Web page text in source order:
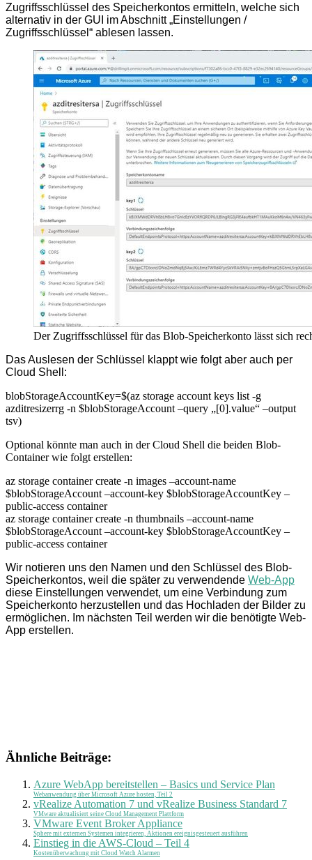
Zugriffsschlüssel des Speicherkontos ermitteln, welche sich
alternativ in der GUI im Abschnitt „Einstellungen /
Zugriffsschlüssel“ ablesen lassen.
Der Zugriffsschlüssel für das Blob-Speicherkonto lässt sich
Das Auslesen der Schlüssel klappt wie folgt aber auch per
Cloud Shell:
blobStorageAccountKey=$(az storage account keys list -g
azditresizerrg -n $blobStorageAccount –query „[0].value“ –output
tsv)
Optional könnte man auch in der Cloud Shell die beiden Blob-
Container wie folgt erstellen:
az storage container create -n images –account-name
$blobStorageAccount –account-key $blobStorageAccountKey –
public-access container
az storage container create -n thumbnails –account-name
$blobStorageAccount –account-key $blobStorageAccountKey –
public-access container
Wir notieren uns den Namen und den Schlüssel des Blob-
Speicherkontos, weil die später zu verwendende Web-App
diese Einstellungen verwendet, um eine Verbindung zum
Speicherkonto herzustellen und das Hochladen der Bilder zu
ermöglichen. Im nächsten Teil werden wir die benötigte Web-
App erstellen.
Ähnliche Beiträge:
Azure WebApp bereitstellen – Basics und Service Plan
Webanwendung über Microsoft Azure hosten, Teil 2
vRealize Automation 7 und vRealize Business Standard 7
VMware aktualisiert seine Cloud Management Plattform
VMware Event Broker Appliance
Sphere mit externen Systemen integrieren, Aktionen ereignisgesteuert ausführen
Einstieg in die AWS-Cloud – Teil 4
Kostenüberwachung mit Cloud Watch Alarmen